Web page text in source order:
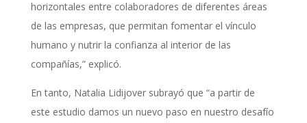
horizontales entre colaboradores de diferentes áreas
de las empresas, que permitan fomentar el vínculo
humano y nutrir la confianza al interior de las
compañías,” explicó.
En tanto, Natalia Lidijover subrayó que “a partir de
este estudio damos un nuevo paso en nuestro desafío